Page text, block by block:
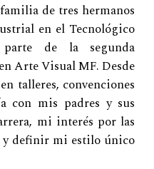
de tres hermanos
en el Tecnológico
de la segunda
Arte Visual MF. Desde
talleres, convenciones
con mis padres y sus
mi interés por las
y definir mi estilo único